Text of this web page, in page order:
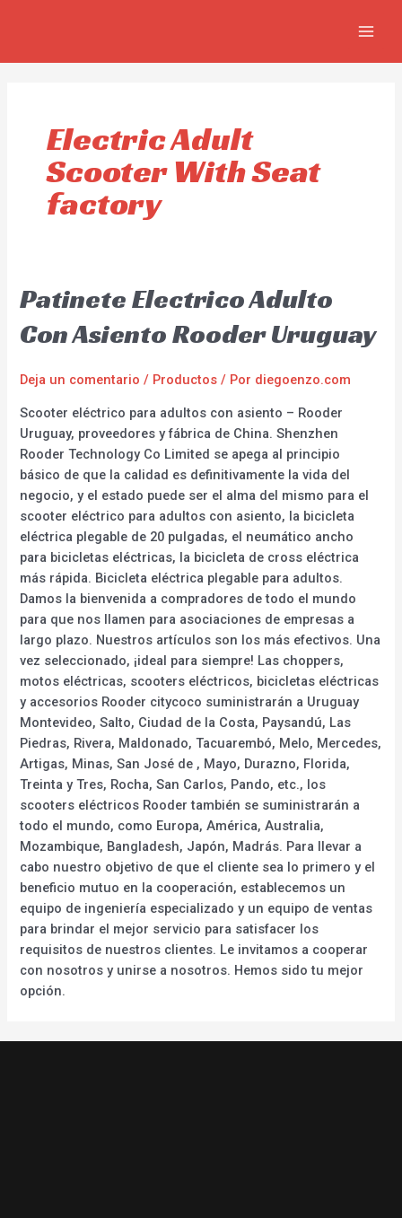
Electric Adult
Scooter With Seat
factory
Patinete Electrico Adulto
Con Asiento Rooder Uruguay
Deja un comentario / Productos / Por diegoenzo.com
Scooter eléctrico para adultos con asiento – Rooder
Uruguay, proveedores y fábrica de China. Shenzhen
Rooder Technology Co Limited se apega al principio
básico de que la calidad es definitivamente la vida del
negocio, y el estado puede ser el alma del mismo para el
scooter eléctrico para adultos con asiento, la bicicleta
eléctrica plegable de 20 pulgadas, el neumático ancho
para bicicletas eléctricas, la bicicleta de cross eléctrica
más rápida. Bicicleta eléctrica plegable para adultos.
Damos la bienvenida a compradores de todo el mundo
para que nos llamen para asociaciones de empresas a
largo plazo. Nuestros artículos son los más efectivos. Una
vez seleccionado, ¡ideal para siempre! Las choppers,
motos eléctricas, scooters eléctricos, bicicletas eléctricas
y accesorios Rooder citycoco suministrarán a Uruguay
Montevideo, Salto, Ciudad de la Costa, Paysandú, Las
Piedras, Rivera, Maldonado, Tacuarembó, Melo, Mercedes,
Artigas, Minas, San José de , Mayo, Durazno, Florida,
Treinta y Tres, Rocha, San Carlos, Pando, etc., los
scooters eléctricos Rooder también se suministrarán a
todo el mundo, como Europa, América, Australia,
Mozambique, Bangladesh, Japón, Madrás. Para llevar a
cabo nuestro objetivo de que el cliente sea lo primero y el
beneficio mutuo en la cooperación, establecemos un
equipo de ingeniería especializado y un equipo de ventas
para brindar el mejor servicio para satisfacer los
requisitos de nuestros clientes. Le invitamos a cooperar
con nosotros y unirse a nosotros. Hemos sido tu mejor
opción.